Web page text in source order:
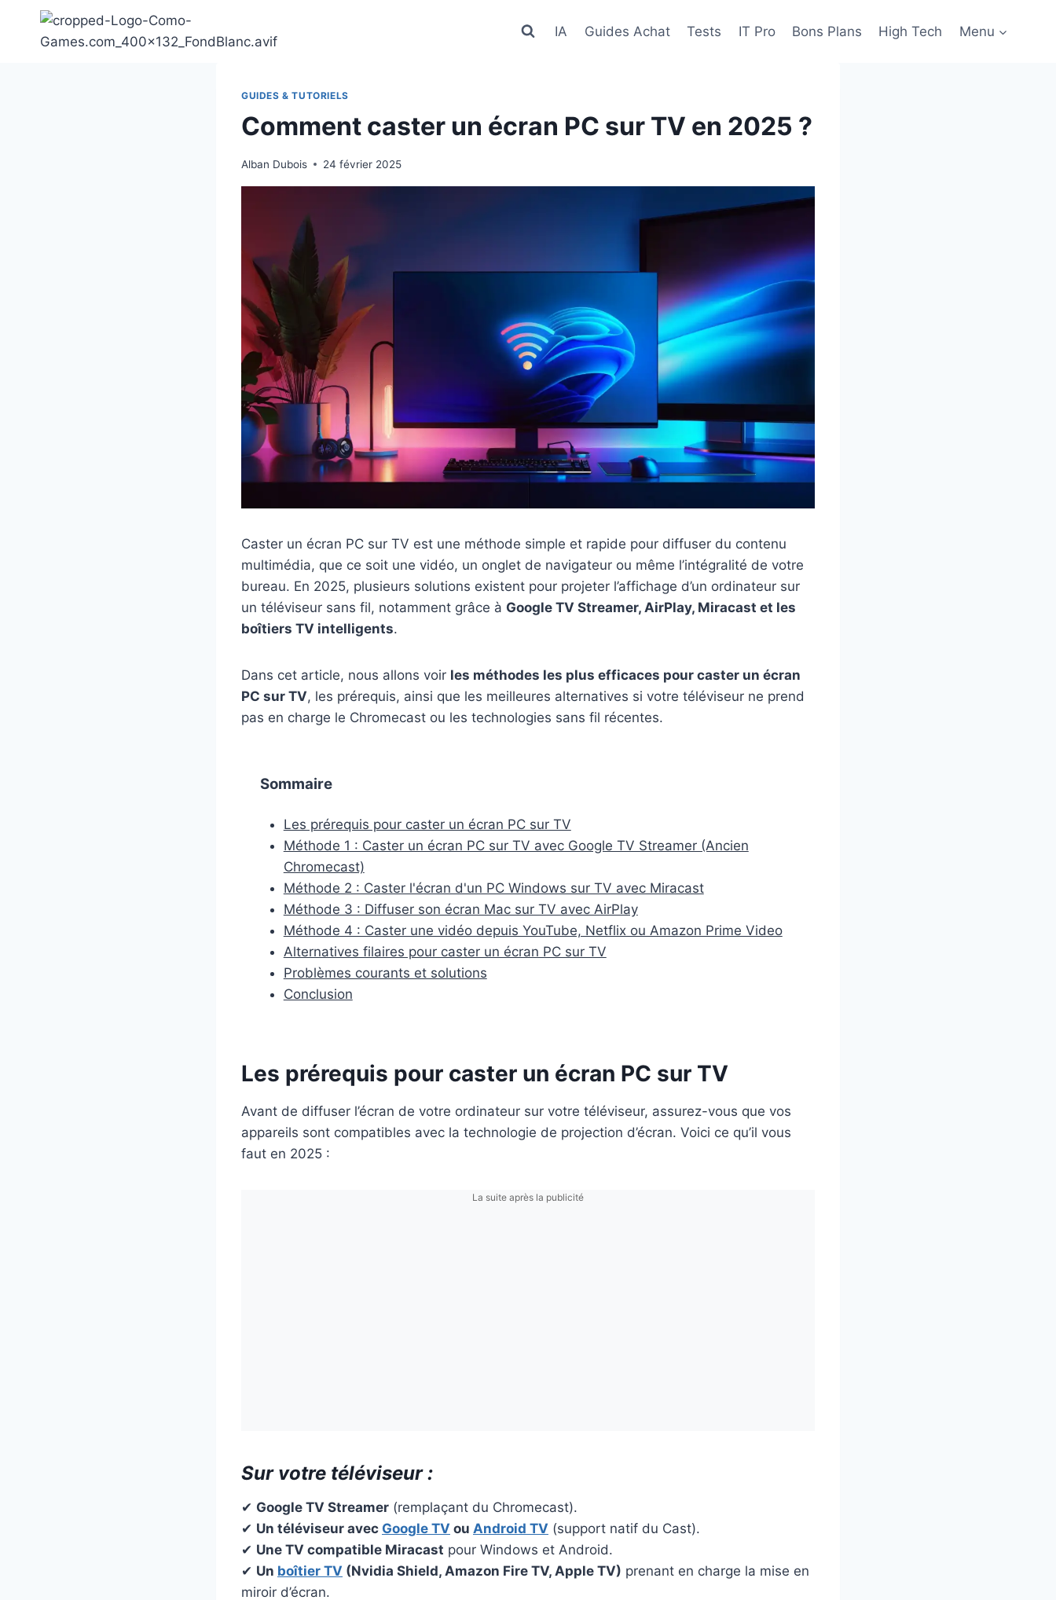
contenu
IA Guides Achat Tests IT Pro Bons Plans High Tech Menu
GUIDES & TUTORIELS
Comment caster un écran PC sur TV en 2025 ?
Alban Dubois 24 février 2025
Caster un écran PC sur TV est une méthode simple et rapide pour diffuser du contenu
multimédia, que ce soit une vidéo, un onglet de navigateur ou même l’intégralité de votre
bureau. En 2025, plusieurs solutions existent pour projeter l’affichage d’un ordinateur sur
un téléviseur sans fil, notamment grâce à Google TV Streamer, AirPlay, Miracast et les
boîtiers TV intelligents.
Dans cet article, nous allons voir les méthodes les plus efficaces pour caster un écran
PC sur TV, les prérequis, ainsi que les meilleures alternatives si votre téléviseur ne prend
pas en charge le Chromecast ou les technologies sans fil récentes.
Sommaire
Les prérequis pour caster un écran PC sur TV
Méthode 1 : Caster un écran PC sur TV avec Google TV Streamer (Ancien
Chromecast)
Méthode 2 : Caster l'écran d'un PC Windows sur TV avec Miracast
Méthode 3 : Diffuser son écran Mac sur TV avec AirPlay
Méthode 4 : Caster une vidéo depuis YouTube, Netflix ou Amazon Prime Video
Alternatives filaires pour caster un écran PC sur TV
Problèmes courants et solutions
Conclusion
Les prérequis pour caster un écran PC sur TV
Avant de diffuser l’écran de votre ordinateur sur votre téléviseur, assurez-vous que vos
appareils sont compatibles avec la technologie de projection d’écran. Voici ce qu’il vous
faut en 2025 :
La suite après la publicité
Sur votre téléviseur :
✔ Google TV Streamer (remplaçant du Chromecast).
✔ Un téléviseur avec Google TV ou Android TV (support natif du Cast).
✔ Une TV compatible Miracast pour Windows et Android.
✔ Un boîtier TV (Nvidia Shield, Amazon Fire TV, Apple TV) prenant en charge la mise en
miroir d’écran.